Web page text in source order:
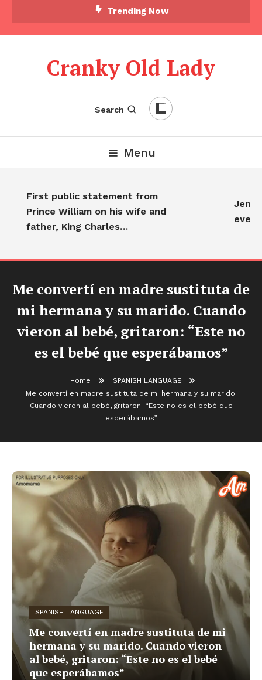
Trending Now
Cranky Old Lady
Search
Menu
First public statement from
Prince William on his wife and
father, King Charles…
Me convertí en madre sustituta de
mi hermana y su marido. Cuando
vieron al bebé, gritaron: “Este no
es el bebé que esperábamos”
Home
SPANISH LANGUAGE
Me convertí en madre sustituta de mi hermana y su marido.
Cuando vieron al bebé, gritaron: “Este no es el bebé que
esperábamos”
SPANISH LANGUAGE
Me convertí en madre sustituta de mi
hermana y su marido. Cuando vieron
al bebé, gritaron: “Este no es el bebé
que esperábamos”